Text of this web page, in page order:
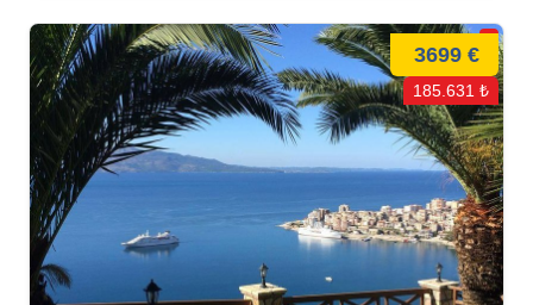
3699 €
185.631 ₺